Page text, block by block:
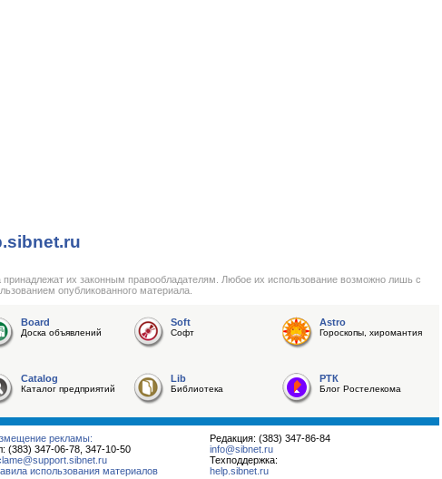
их законным правообладателям. Любое их использование возможно лишь с
опубликованного материала.
Board
Доска объявлений
Soft
Софт
Astro
Гороскопы, хиромантия
Catalog
Каталог предприятий
Lib
Библиотека
РТК
Блог Ростелекома
Редакция: (383) 347-86-84
info@sibnet.ru
Техподдержка:
help.sibnet.ru
рекламы:
(383) 347-06-78, 347-10-50
использования материалов